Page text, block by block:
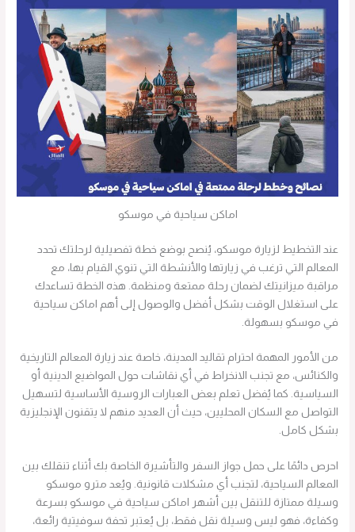
اماكن سياحية في موسكو
عند التخطيط لزيارة موسكو، يُنصح بوضع خطة تفصيلية لرحلتك تحدد
المعالم التي ترغب في زيارتها والأنشطة التي تنوي القيام بها، مع
مراقبة ميزانيتك لضمان رحلة ممتعة ومنظمة. هذه الخطة تساعدك
على استغلال الوقت بشكل أفضل والوصول إلى أهم اماكن سياحية
في موسكو بسهولة.
من الأمور المهمة احترام تقاليد المدينة، خاصة عند زيارة المعالم التاريخية
والكنائس، مع تجنب الانخراط في أي نقاشات حول المواضيع الدينية أو
السياسية. كما يُفضل تعلم بعض العبارات الروسية الأساسية لتسهيل
التواصل مع السكان المحليين، حيث أن العديد منهم لا يتقنون الإنجليزية
بشكل كامل.
احرص دائمًا على حمل جواز السفر والتأشيرة الخاصة بك أثناء تنقلك بين
المعالم السياحية، لتجنب أي مشكلات قانونية. ويُعد مترو موسكو
وسيلة ممتازة للتنقل بين أشهر اماكن سياحية في موسكو بسرعة
وكفاءة، فهو ليس وسيلة نقل فقط، بل يُعتبر تحفة سوفيتية رائعة،